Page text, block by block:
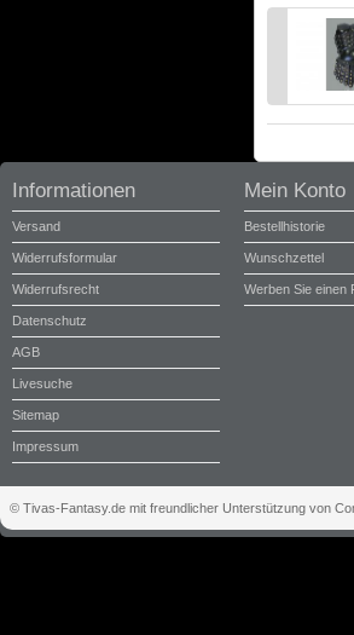
Informationen
Versand
Widerrufsformular
Widerrufsrecht
Datenschutz
AGB
Livesuche
Sitemap
Impressum
Mein Konto
Bestellhistorie
Wunschzettel
Werben Sie einen
© Tivas-Fantasy.de mit freundlicher Unterstützung von